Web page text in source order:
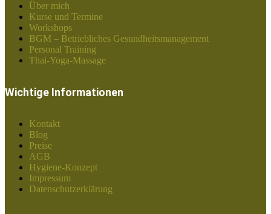
Über mich
Kurse und Termine
Workshops
BGM – Betriebliches Gesundheitsmanagement
Personal Training
Thai-Yoga-Massage
Wichtige Informationen
Kontakt
Blog
Preise
AGB
Hygiene-Konzept
Impressum
Datenschutzerklärung